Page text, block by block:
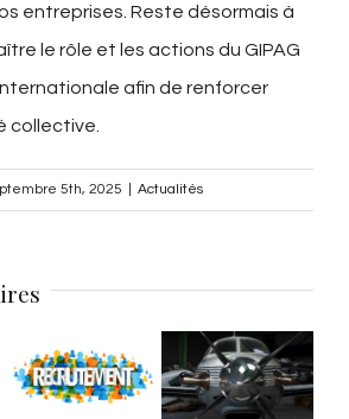
entreprises. Reste désormais à
le rôle et les actions du GIPAG
afin de renforcer
collective.
5th, 2025 Actualités